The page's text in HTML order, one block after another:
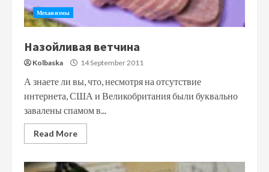
Механизмы
Назойливая ветчина
Kolbaska 14 September 2011
А знаете ли вы, что, несмотря на отсутствие
интернета, США и Великобритания были буквально
завалены спамом в...
Read More